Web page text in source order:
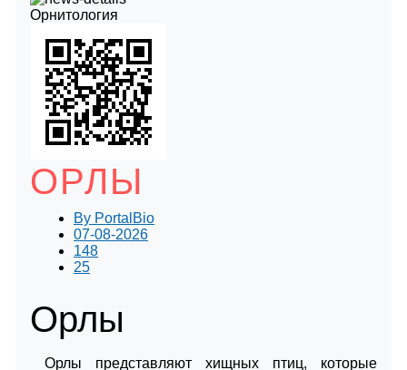
Орнитология
ОРЛЫ
By PortalBio
07-08-2026
148
25
Орлы
Орлы представляют хищных птиц, которые